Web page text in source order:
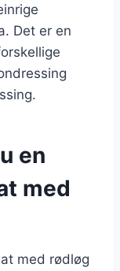
Det er en
en
med
med rødløg